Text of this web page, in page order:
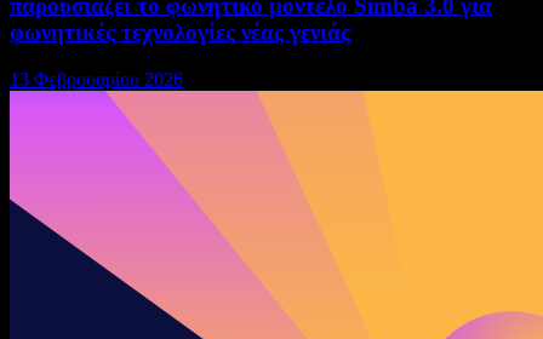
παρουσιάζει το φωνητικό μοντέλο Simba 3.0 για
φωνητικές τεχνολογίες νέας γενιάς
13 Φεβρουαρίου 2026